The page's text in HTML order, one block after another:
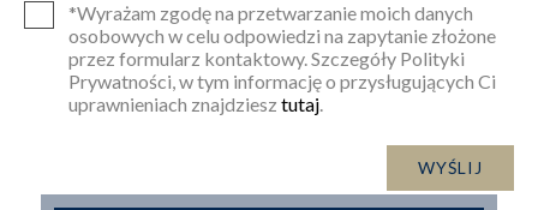
*Wyrażam zgodę na przetwarzanie moich danych
osobowych w celu odpowiedzi na zapytanie złożone
przez formularz kontaktowy. Szczegóły Polityki
Prywatności, w tym informację o przysługujących Ci
uprawnieniach znajdziesz tutaj.